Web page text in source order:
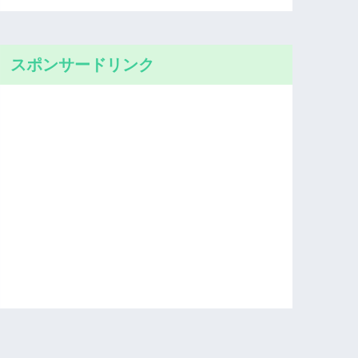
スポンサードリンク